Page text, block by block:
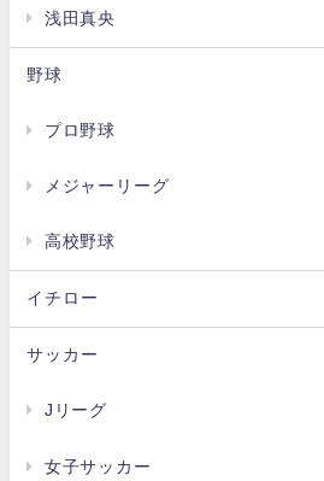
浅田真央
野球
プロ野球
メジャーリーグ
高校野球
イチロー
サッカー
Jリーグ
女子サッカー